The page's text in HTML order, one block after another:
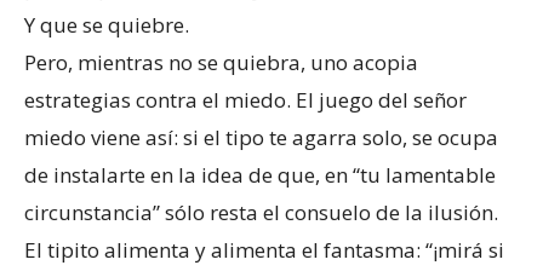
Y que se quiebre.
Pero, mientras no se quiebra, uno acopia
estrategias contra el miedo. El juego del señor
miedo viene así: si el tipo te agarra solo, se ocupa
de instalarte en la idea de que, en “tu lamentable
circunstancia” sólo resta el consuelo de la ilusión.
El tipito alimenta y alimenta el fantasma: “¡mirá si